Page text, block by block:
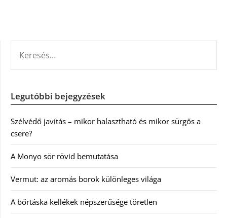
Legutóbbi bejegyzések
Szélvédő javítás – mikor halasztható és mikor sürgős a
csere?
A Monyo sör rövid bemutatása
Vermut: az aromás borok különleges világa
A bőrtáska kellékek népszerűsége töretlen